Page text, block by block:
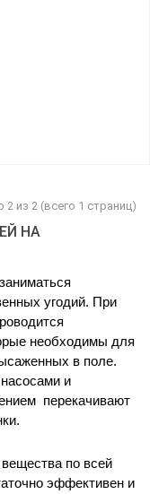
2 из 2 (всего 1 страниц)
НА
угодий. При
необходимы для
в поле.
и
перекачивают
по всей
эффективен и